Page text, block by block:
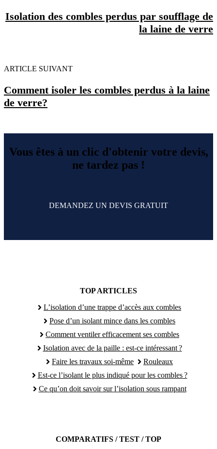
Isolation des combles perdus par soufflage de
la laine de verre
ARTICLE SUIVANT
Comment isoler les combles perdus à la laine
de verre?
Vous êtes à un clic d'obtenir votre devis,
ne tardez pas !
DEMANDEZ UN DEVIS GRATUIT
TOP ARTICLES
L’isolation d’une trappe d’accès aux combles
Pose d’un isolant mince dans les combles
Comment ventiler efficacement ses combles
Isolation avec de la paille : est-ce intéressant ?
Faire les travaux soi-même
Rouleaux
Est-ce l’isolant le plus indiqué pour les combles ?
Ce qu’on doit savoir sur l’isolation sous rampant
COMPARATIFS / TEST / TOP